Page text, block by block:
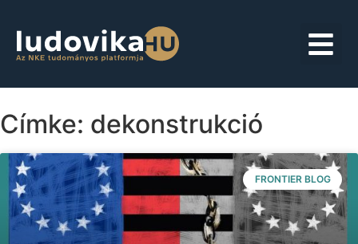
Címke: dekonstrukció
FRONTIER BLOG